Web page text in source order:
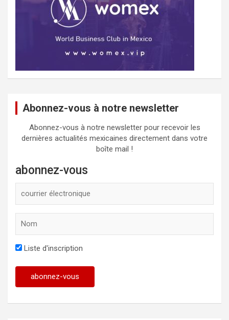
Abonnez-vous à notre newsletter
Abonnez-vous à notre newsletter pour recevoir les
dernières actualités mexicaines directement dans votre
boîte mail !
abonnez-vous
Liste d'inscription